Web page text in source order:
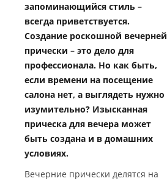
запоминающийся стиль –
всегда приветствуется.
Создание роскошной вечерней
прически – это дело для
профессионала. Но как быть,
если времени на посещение
салона нет, а выглядеть нужно
изумительно? Изысканная
прическа для вечера может
быть создана и в домашних
условиях.
Вечерние прически делятся на